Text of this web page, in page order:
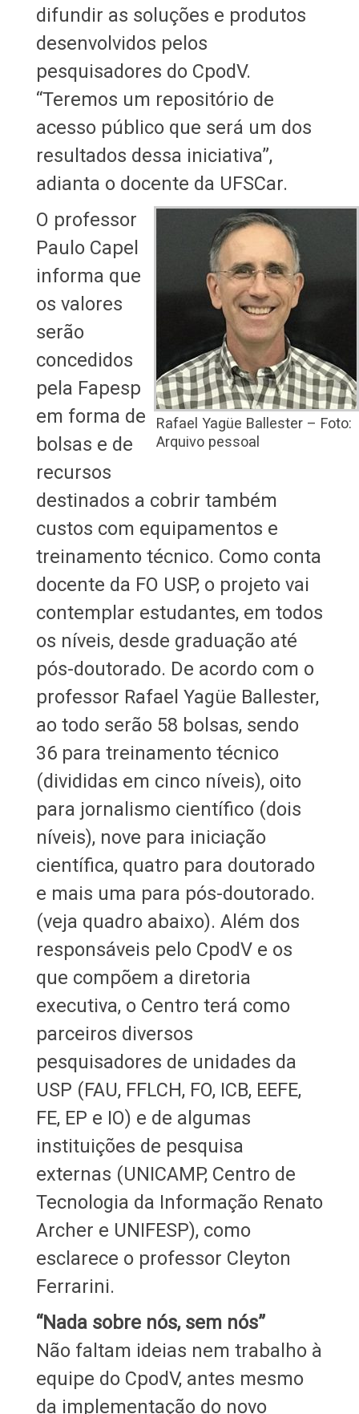
difundir as soluções e produtos
desenvolvidos pelos
pesquisadores do CpodV.
“Teremos um repositório de
acesso público que será um dos
resultados dessa iniciativa”,
adianta o docente da UFSCar.
Rafael Yagüe Ballester – Foto:
Arquivo pessoal
O professor
Paulo Capel
informa que
os valores
serão
concedidos
pela Fapesp
em forma de
bolsas e de
recursos
destinados a cobrir também
custos com equipamentos e
treinamento técnico. Como conta
docente da FO USP, o projeto vai
contemplar estudantes, em todos
os níveis, desde graduação até
pós-doutorado. De acordo com o
professor Rafael Yagüe Ballester,
ao todo serão 58 bolsas, sendo
36 para treinamento técnico
(divididas em cinco níveis), oito
para jornalismo científico (dois
níveis), nove para iniciação
científica, quatro para doutorado
e mais uma para pós-doutorado.
(veja quadro abaixo). Além dos
responsáveis pelo CpodV e os
que compõem a diretoria
executiva, o Centro terá como
parceiros diversos
pesquisadores de unidades da
USP (FAU, FFLCH, FO, ICB, EEFE,
FE, EP e IO) e de algumas
instituições de pesquisa
externas (UNICAMP, Centro de
Tecnologia da Informação Renato
Archer e UNIFESP), como
esclarece o professor Cleyton
Ferrarini.
“Nada sobre nós, sem nós”
Não faltam ideias nem trabalho à
equipe do CpodV, antes mesmo
da implementação do novo